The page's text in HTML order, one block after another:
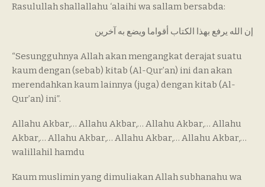
Rasulullah shallallahu ‘alaihi wa sallam bersabda:
إن الله يرفع بهذا الكتاب أقواما ويضع به آخرين
“Sesungguhnya Allah akan mengangkat derajat suatu
kaum dengan (sebab) kitab (Al-Qur’an) ini dan akan
merendahkan kaum lainnya (juga) dengan kitab (Al-
Qur’an) ini”.
Allahu Akbar,… Allahu Akbar,… Allahu Akbar,… Allahu
Akbar,… Allahu Akbar,… Allahu Akbar,… Allahu Akbar,…
walillahil hamdu
Kaum muslimin yang dimuliakan Allah subhanahu wa